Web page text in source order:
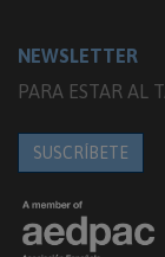
NEWSLETTER
PARA ESTAR AL
SUSCRÍBETE